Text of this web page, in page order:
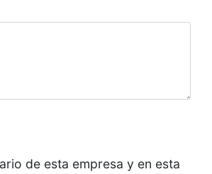
de esta empresa y en esta